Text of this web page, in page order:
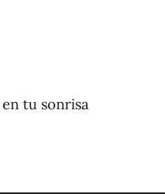
tu sonrisa